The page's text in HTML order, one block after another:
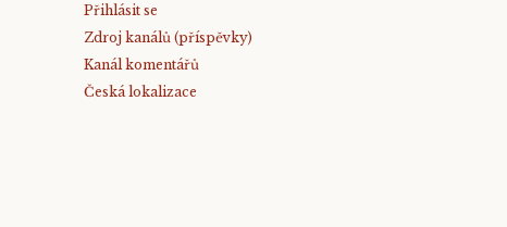
Přihlásit se
Zdroj kanálů (příspěvky)
Kanál komentářů
Česká lokalizace